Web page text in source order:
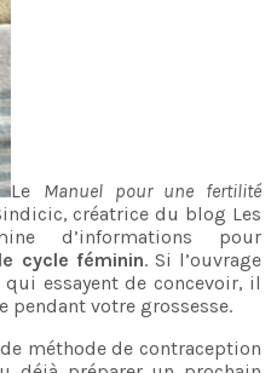
Le Manuel pour une fertilité
créatrice du blog Les
d’informations pour
cycle féminin. Si l’ouvrage
essayent de concevoir, il
pendant votre grossesse.
méthode de contraception